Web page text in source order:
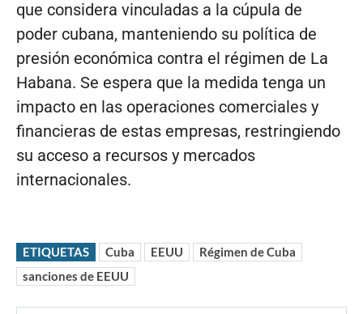
que considera vinculadas a la cúpula de
poder cubana, manteniendo su política de
presión económica contra el régimen de La
Habana. Se espera que la medida tenga un
impacto en las operaciones comerciales y
financieras de estas empresas, restringiendo
su acceso a recursos y mercados
internacionales.
ETIQUETAS Cuba EEUU
Régimen de Cuba
sanciones de EEUU